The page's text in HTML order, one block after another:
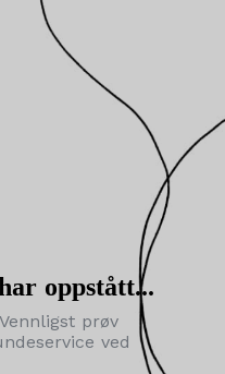
oppstått...
prøv
ved